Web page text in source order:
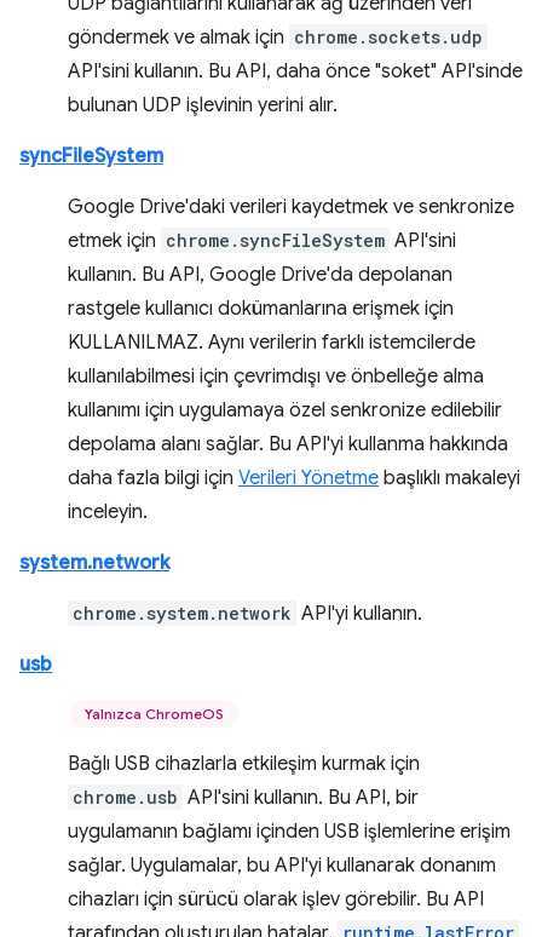
göndermek ve almak için chrome.sockets.udp
API'sini kullanın. Bu API, daha önce "soket" API'sinde
bulunan UDP işlevinin yerini alır.
syncFileSystem
Google Drive'daki verileri kaydetmek ve senkronize
etmek için chrome.syncFileSystem API'sini
kullanın. Bu API, Google Drive'da depolanan
rastgele kullanıcı dokümanlarına erişmek için
KULLANILMAZ. Aynı verilerin farklı istemcilerde
kullanılabilmesi için çevrimdışı ve önbelleğe alma
kullanımı için uygulamaya özel senkronize edilebilir
depolama alanı sağlar. Bu API'yi kullanma hakkında
daha fazla bilgi için Verileri Yönetme başlıklı makaleyi
inceleyin.
system.network
chrome.system.network API'yi kullanın.
usb
Yalnızca ChromeOS
Bağlı USB cihazlarla etkileşim kurmak için
chrome.usb API'sini kullanın. Bu API, bir
uygulamanın bağlamı içinden USB işlemlerine erişim
sağlar. Uygulamalar, bu API'yi kullanarak donanım
cihazları için sürücü olarak işlev görebilir. Bu API